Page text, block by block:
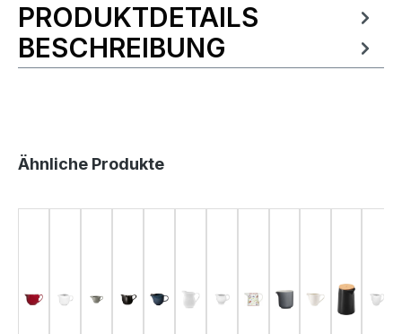
Produktinformationen
PRODUKTDETAILS
BESCHREIBUNG
Produktgalerie überspringen
Ähnliche Produkte